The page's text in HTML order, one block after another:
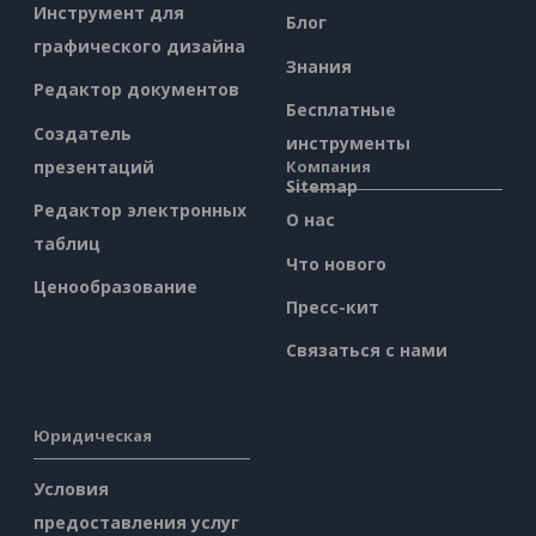
Инструмент для
графического дизайна
Редактор документов
Создатель
презентаций
Редактор электронных
таблиц
Ценообразование
Блог
Знания
Бесплатные
инструменты
Sitemap
Компания
О нас
Что нового
Пресс-кит
Связаться с нами
Юридическая
Условия
предоставления услуг